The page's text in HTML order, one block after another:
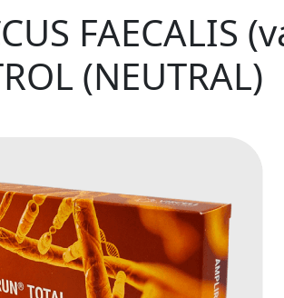
FAECALIS
(NEUTRAL)